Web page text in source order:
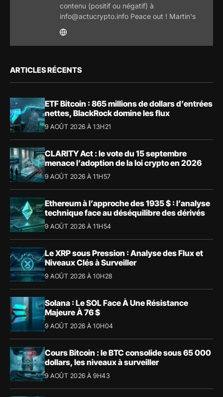
contenu (positif ou négatif) à
info@actucrypto.info Peace out ! Martin's
ARTICLES RÉCENTS
ETF Bitcoin : 865 millions de dollars d’entrées
nettes, BlackRock domine les flux
9 AOÛT 2026 À 13H21
CLARITY Act : le vote du 15 septembre
menace l’adoption de la loi crypto en 2026
9 AOÛT 2026 À 11H57
Ethereum à l’approche des 1935 $ : l’analyse
technique face au déséquilibre des dérivés
9 AOÛT 2026 À 11H54
Le XRP sous Pression : Analyse des Flux et
Niveaux Clés à Surveiller
9 AOÛT 2026 À 10H28
Solana : Le SOL Face À Une Résistance
Majeure À 76 $
9 AOÛT 2026 À 10H04
Cours Bitcoin : le BTC consolide sous 65 000
dollars, les niveaux à surveiller
9 AOÛT 2026 À 9H43